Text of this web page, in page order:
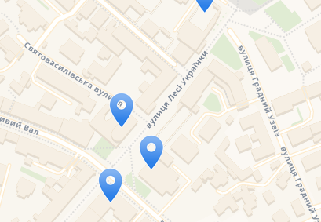
Travelers' Map is loading...
your page is loaded completely, leafletJS files are missing.